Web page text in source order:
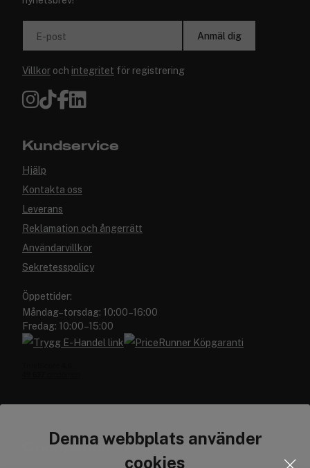
Denna webbplats använder
cookies
E-post Anmäl dig
Villkor och integritet för registrering
Kundservice
Hjälp
Kontakta oss
Leverans
Reklamation och ångerrätt
Användarvillkor
Sekretesspolicy
Öppettider:
Måndag–torsdag: 10:00–16:00
Fredag: 10:00–15:00
Cocopanda.se